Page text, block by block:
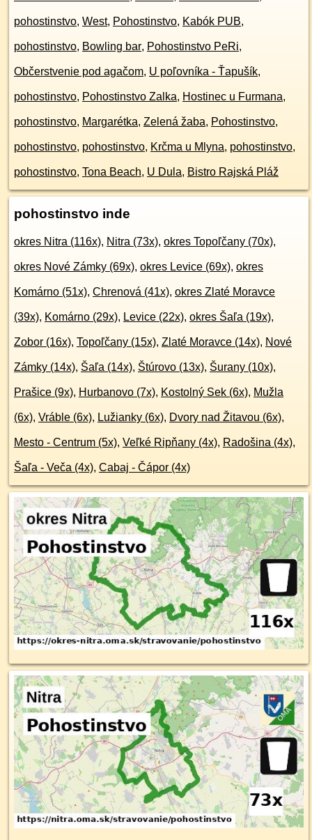
pohostinstvo, West, Pohostinstvo, Kabók PUB,
pohostinstvo, Bowling bar, Pohostinstvo PeRi,
Občerstvenie pod agačom, U poľovníka - Ťapušík,
pohostinstvo, Pohostinstvo Zalka, Hostinec u Furmana,
pohostinstvo, Margarétka, Zelená žaba, Pohostinstvo,
pohostinstvo, pohostinstvo, Krčma u Mlyna, pohostinstvo,
pohostinstvo, Tona Beach, U Dula, Bistro Rajská Pláž
pohostinstvo inde
okres Nitra (116x), Nitra (73x), okres Topoľčany (70x),
okres Nové Zámky (69x), okres Levice (69x), okres
Komárno (51x), Chrenová (41x), okres Zlaté Moravce
(39x), Komárno (29x), Levice (22x), okres Šaľa (19x),
Zobor (16x), Topoľčany (15x), Zlaté Moravce (14x), Nové
Zámky (14x), Šaľa (14x), Štúrovo (13x), Šurany (10x),
Prašice (9x), Hurbanovo (7x), Kostolný Sek (6x), Mužla
(6x), Vráble (6x), Lužianky (6x), Dvory nad Žitavou (6x),
Mesto - Centrum (5x), Veľké Ripňany (4x), Radošina (4x),
Šaľa - Veča (4x), Cabaj - Čápor (4x)